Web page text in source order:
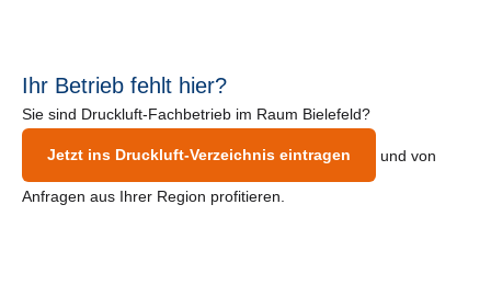
Ihr Betrieb fehlt hier?
Sie sind Druckluft-Fachbetrieb im Raum Bielefeld?
Jetzt ins Druckluft-Verzeichnis eintragen und von
Anfragen aus Ihrer Region profitieren.